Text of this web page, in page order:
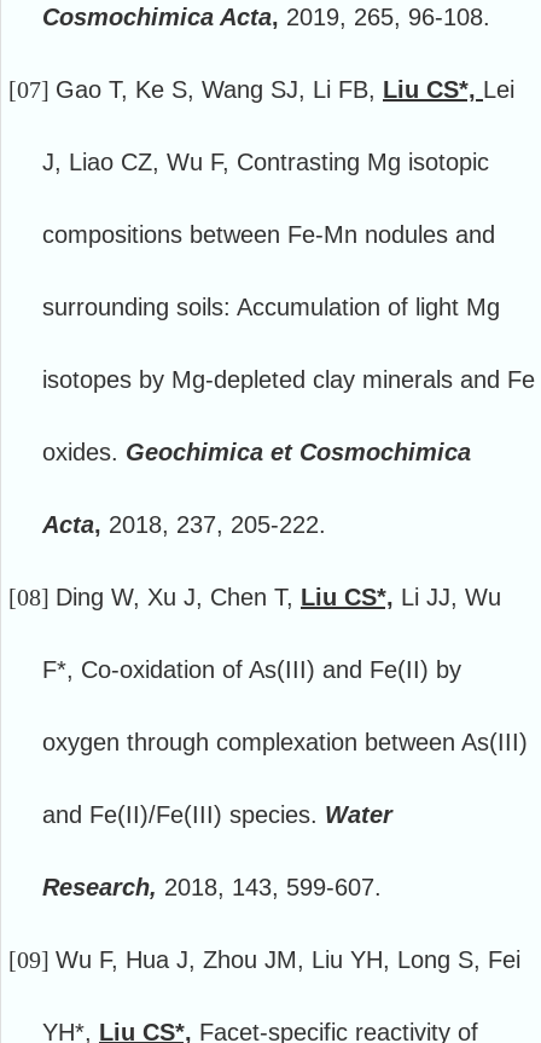
Cosmochimica Acta, 2019, 265, 96-108.
[07] Gao T, Ke S, Wang SJ, Li FB, Liu CS*, Lei
J, Liao CZ, Wu F, Contrasting Mg isotopic
compositions between Fe-Mn nodules and
surrounding soils: Accumulation of light Mg
isotopes by Mg-depleted clay minerals and Fe
oxides. Geochimica et Cosmochimica
Acta, 2018, 237, 205-222.
[08] Ding W, Xu J, Chen T, Liu CS*, Li JJ, Wu
F*, Co-oxidation of As(III) and Fe(II) by
oxygen through complexation between As(III)
and Fe(II)/Fe(III) species. Water
Research, 2018, 143, 599-607.
[09] Wu F, Hua J, Zhou JM, Liu YH, Long S, Fei
YH*, Liu CS*, Facet-specific reactivity of